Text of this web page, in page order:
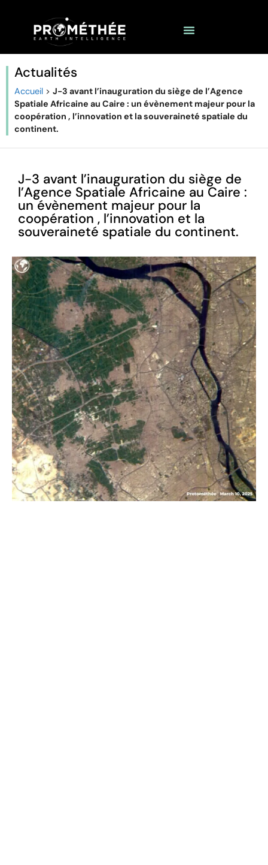
Actualités
Accueil > J-3 avant l’inauguration du siège de l’Agence
Spatiale Africaine au Caire : un évènement majeur pour la
coopération , l’innovation et la souveraineté spatiale du
continent.
J-3 avant l’inauguration du siège de
l’Agence Spatiale Africaine au Caire :
un évènement majeur pour la
coopération , l’innovation et la
souveraineté spatiale du continent.